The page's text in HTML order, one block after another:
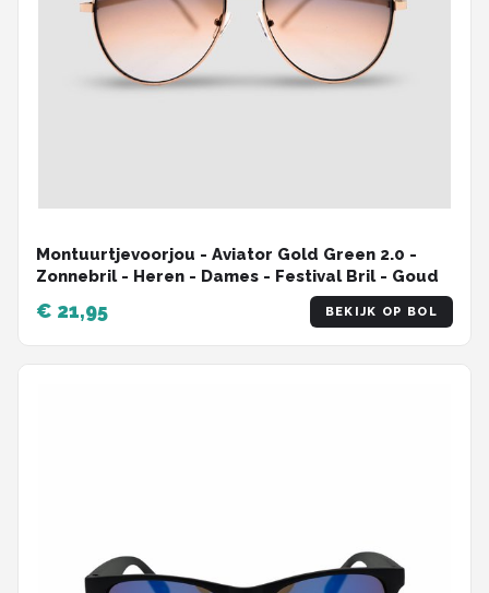
Montuurtjevoorjou - Aviator Gold Green 2.0 -
Zonnebril - Heren - Dames - Festival Bril - Goud
€ 21,95 BEKIJK OP BOL